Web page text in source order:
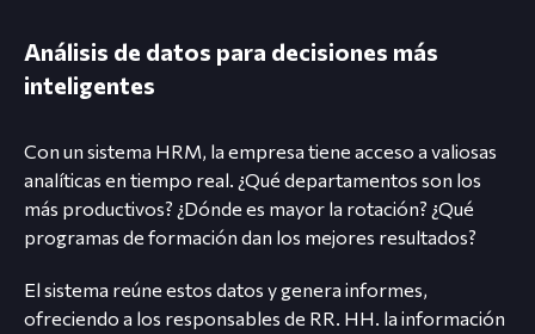
Análisis de datos para decisiones más
inteligentes
Con un sistema HRM, la empresa tiene acceso a valiosas
analíticas en tiempo real. ¿Qué departamentos son los
más productivos? ¿Dónde es mayor la rotación? ¿Qué
programas de formación dan los mejores resultados?
El sistema reúne estos datos y genera informes,
ofreciendo a los responsables de RR. HH. la información